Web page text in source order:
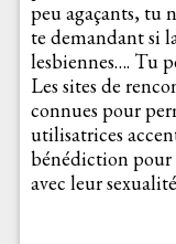
peu agaçants, tu
te demandant si
lesbiennes…. Tu
Les sites de
connues pour
utilisatrices
bénédiction pour
avec leur